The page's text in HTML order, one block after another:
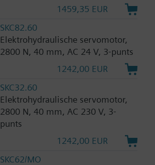
1459,35 EUR
SKC82.60
Elektrohydraulische servomotor,
2800 N, 40 mm, AC 24 V, 3-punts
1242,00 EUR
SKC32.60
Elektrohydraulische servomotor,
2800 N, 40 mm, AC 230 V, 3-
punts
1242,00 EUR
SKC62/MO